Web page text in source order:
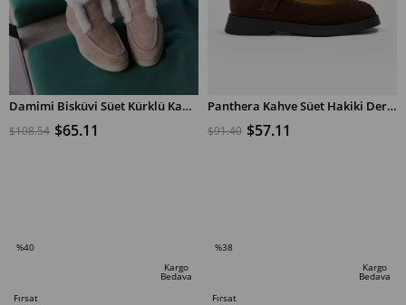
Damimi Bisküvi Süet Kürklü Kadın Ayakkabı
$65.11
$108.54
%40
Kargo
Bedava
Fırsat
Panthera Kahve Süet Hakiki Deri Kadın Loafer
$57.11
$91.40
%38
Kargo
Bedava
Fırsat